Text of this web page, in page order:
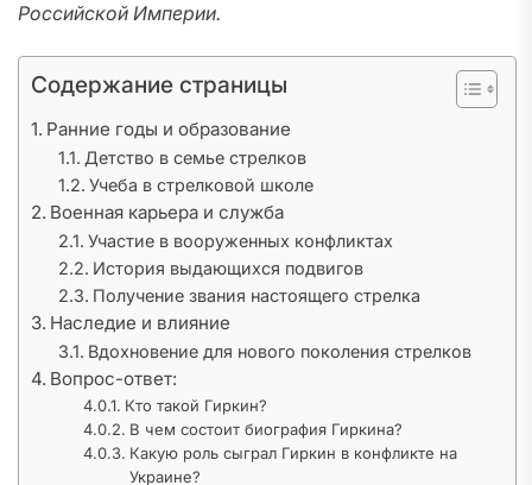
Российской Империи.
Содержание страницы
Ранние годы и образование
Детство в семье стрелков
Учеба в стрелковой школе
Военная карьера и служба
Участие в вооруженных конфликтах
История выдающихся подвигов
Получение звания настоящего стрелка
Наследие и влияние
Вдохновение для нового поколения стрелков
Вопрос-ответ:
Кто такой Гиркин?
В чем состоит биография Гиркина?
Какую роль сыграл Гиркин в конфликте на
Украине?